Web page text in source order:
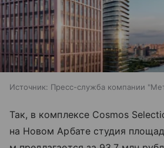
Источник: Пресс-служба компании
Так, в комплексе Cosmos
на Новом Арбате студия